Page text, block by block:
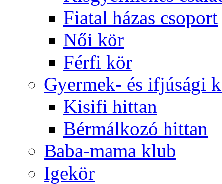
Fiatal házas csoport
Női kör
Férfi kör
Gyermek- és ifjúsági
Kisifi hittan
Bérmálkozó hittan
Baba-mama klub
Igekör